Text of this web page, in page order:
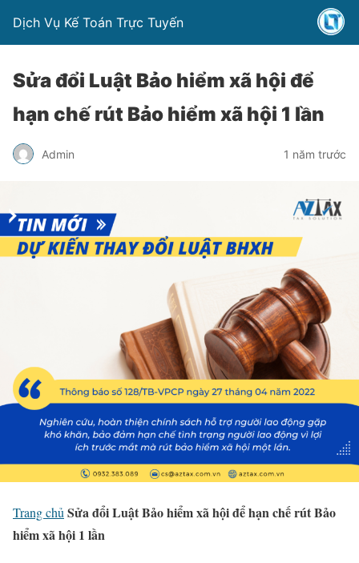
Dịch Vụ Kế Toán Trực Tuyến
Sửa đổi Luật Bảo hiểm xã hội để
hạn chế rút Bảo hiểm xã hội 1 lần
Admin 1 năm trước
Trang chủ Sửa đổi Luật Bảo hiểm xã hội để hạn chế rút Bảo
hiểm xã hội 1 lần